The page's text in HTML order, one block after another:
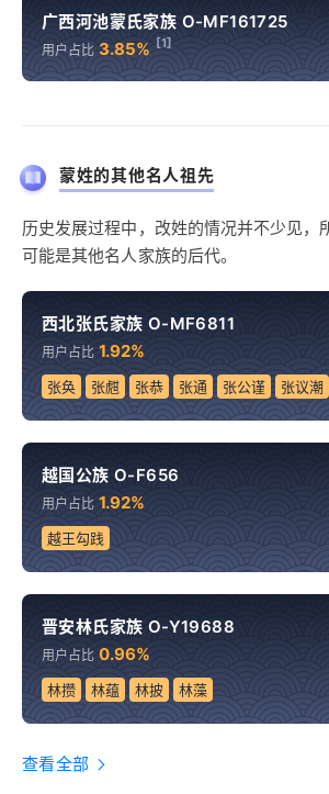
广西河池蒙氏家族 O-MF161725
用户占比 3.85% [1]
蒙姓的其他名人祖先
历史发展过程中，改姓的情况并不少见，
可能是其他名人家族的后代。
西北张氏家族 O-MF6811
用户占比 1.92%
张奂 张甝 张恭 张通 张公谨 张议潮
越国公族 O-F656
用户占比 1.92%
越王勾践
晋安林氏家族 O-Y19688
用户占比 0.96%
林攒 林蕴 林披 林藻
查看全部